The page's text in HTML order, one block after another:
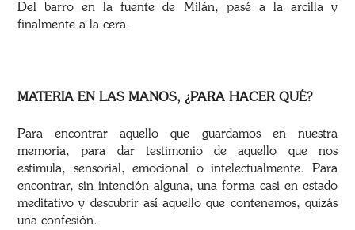
Del barro en la fuente de Milán, pasé a la arcilla y
finalmente a la cera.
MATERIA EN LAS MANOS, ¿PARA HACER QUÉ?
Para encontrar aquello que guardamos en nuestra
memoria, para dar testimonio de aquello que nos
estimula, sensorial, emocional o intelectualmente. Para
encontrar, sin intención alguna, una forma casi en estado
meditativo y descubrir así aquello que contenemos, quizás
una confesión.